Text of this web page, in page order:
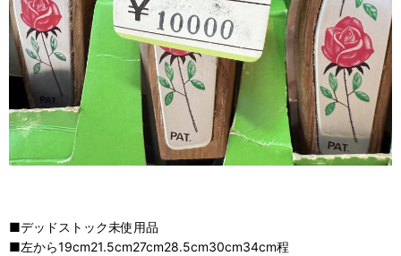
■デッドストック未使用品
■左から19cm21.5cm27cm28.5cm30cm34cm程